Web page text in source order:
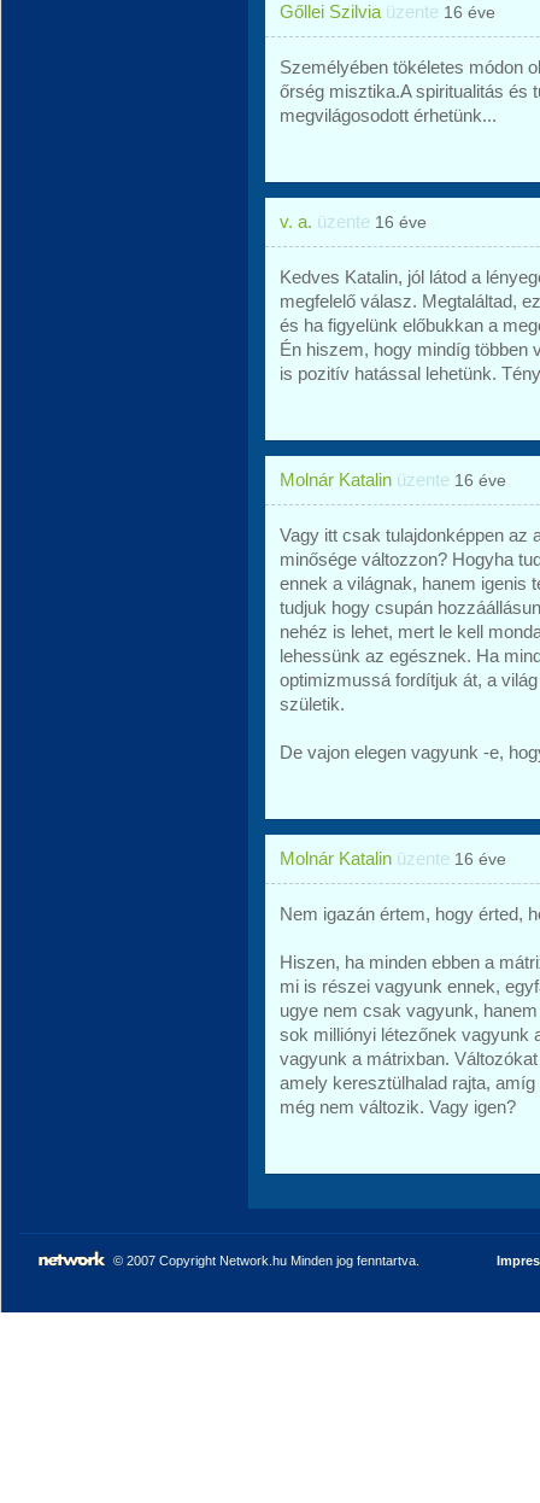
Gőllei Szilvia üzente 16 éve
Személyében tökéletes módon
őrség misztika.A spiritualitás és
megvilágosodott érhetünk...
v. a. üzente 16 éve
Kedves Katalin, jól látod a
megfelelő válasz. Megtaláltad,
és ha figyelünk előbukkan a
Én hiszem, hogy mindíg többen
is pozitív hatással lehetünk.
Molnár Katalin üzente 16 éve
Vagy itt csak tulajdonképpen az
minősége változzon? Hogyha
ennek a világnak, hanem igenis
tudjuk hogy csupán
nehéz is lehet, mert le kell
lehessünk az egésznek. Ha
optimizmussá fordítjuk át, a
születik.
De vajon elegen vagyunk -e,
Molnár Katalin üzente 16 éve
Nem igazán értem, hogy érted,
Hiszen, ha minden ebben a
mi is részei vagyunk ennek,
ugye nem csak vagyunk,
sok milliónyi létezőnek vagyunk
vagyunk a mátrixban.
amely keresztülhalad rajta,
még nem változik. Vagy igen?
© 2007 Copyright Network.hu Minden jog fenntartva.